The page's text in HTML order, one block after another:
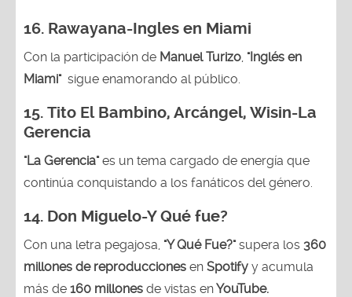
16. Rawayana-Ingles en Miami
Con la participación de Manuel Turizo "Inglés en
Miami"sigue enamorando al público.
15. Tito El Bambino, Arcángel, Wisin-La
Gerencia
"La Gerencia"es un tema cargado de energía que
continúa conquistando a los fanáticos del género.
14. Don Miguelo-Y Qué fue?
Con una letra pegajosa, "Y Qué Fue?"supera los 360
millones de reproducciones en Spotify y acumula
más de 160 millones de vistas enYouTube.